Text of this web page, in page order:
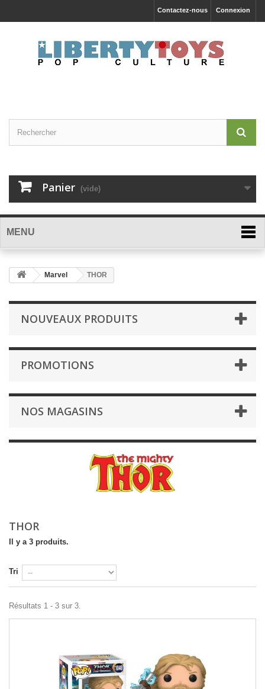
Connexion
Contactez-nous
Panier (vide)
MENU
Marvel THOR
NOUVEAUX PRODUITS
PROMOTIONS
NOS MAGASINS
THOR
Il y a 3 produits.
Tri
Résultats 1 - 3 sur 3.